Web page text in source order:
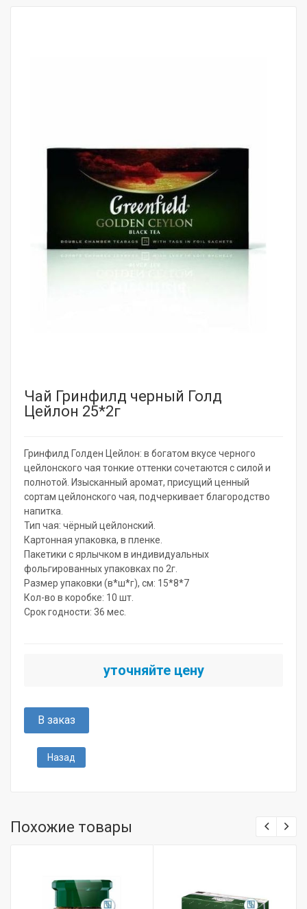
Чай Гринфилд черный Голд
Цейлон 25*2г
Гринфилд Голден Цейлон: в богатом вкусе черного
цейлонского чая тонкие оттенки сочетаются с силой и
полнотой. Изысканный аромат, присущий ценный
сортам цейлонского чая, подчеркивает благородство
напитка.
Тип чая: чёрный цейлонский.
Картонная упаковка, в пленке.
Пакетики с ярлычком в индивидуальных
фольгированных упаковках по 2г.
Размер упаковки (в*ш*г), см: 15*8*7
Кол-во в коробке: 10 шт.
Срок годности: 36 мес.
уточняйте цену
В заказ
Назад
Похожие товары